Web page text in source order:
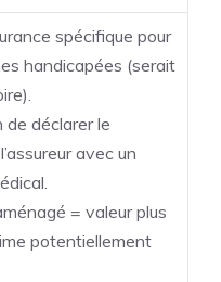
spécifique pour
handicapées (serait
de déclarer le
avec un
= valeur plus
potentiellement